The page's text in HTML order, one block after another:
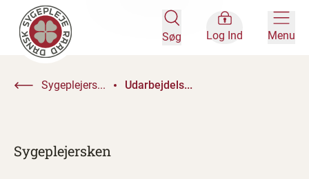
Søg Log Ind Menu
Sygeplejers... Udarbejdels...
Sygeplejersken